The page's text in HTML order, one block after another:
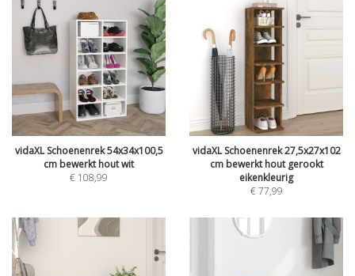
vidaXL Schoenenrek 54x34x100,5
cm bewerkt hout wit
€ 108,99
vidaXL Schoenenrek 27,5x27x102
cm bewerkt hout gerookt
eikenkleurig
€77,99